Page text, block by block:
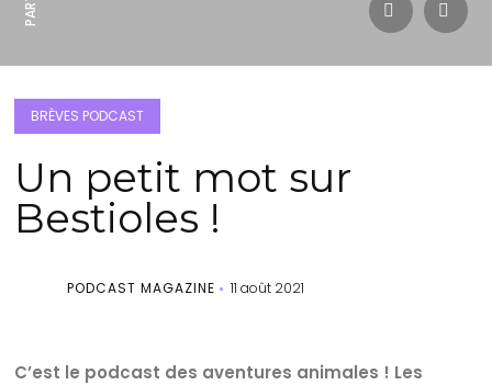
BRÈVES PODCAST
Un petit mot sur
Bestioles !
PODCAST MAGAZINE 11 août 2021
C’est le podcast des aventures animales ! Les